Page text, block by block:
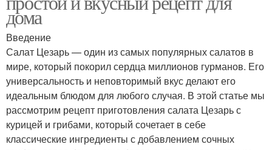
дома
Введение
Салат Цезарь — один из самых популярных салатов в
мире, который покорил сердца миллионов гурманов. Его
универсальность и неповторимый вкус делают его
идеальным блюдом для любого случая. В этой статье мы
рассмотрим рецепт приготовления салата Цезарь с
курицей и грибами, который сочетает в себе
классические ингредиенты с добавлением сочных